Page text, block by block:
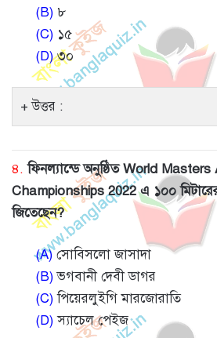
(B) ৮
(C) ১৫
(D)৩০
উত্তর :
৪. ফিনল্যান্ডে অনুষ্ঠিত World
Championships 2022 এ ১০০ মিটারের
জিতেছেন?
(A)সোবিসলো জাসাদা
(B)ভগবানী দেবী ডাগর
(C)পিয়েরলুইগি মারজোরাতি
(D)স্যাচেল পেইজ